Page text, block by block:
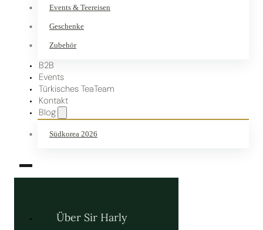
Events & Teereisen
Geschenke
Zubehör
B2B
Events
Türkisches TeaTeam
Kontakt
Blog
Südkorea 2026
Über Sir Harly